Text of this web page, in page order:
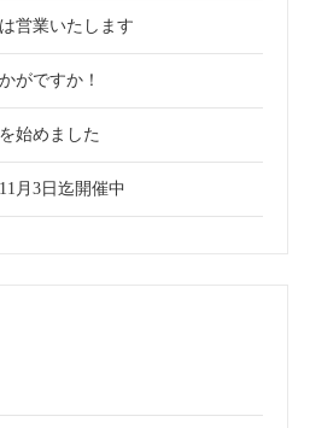
営業いたします
がですか！
始めました
月3日迄開催中